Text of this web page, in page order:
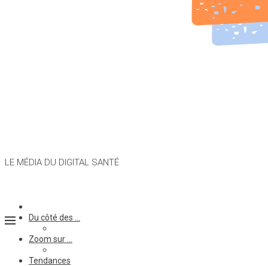
LE MÉDIA DU DIGITAL SANTÉ
Du côté des …
Zoom sur …
Tendances